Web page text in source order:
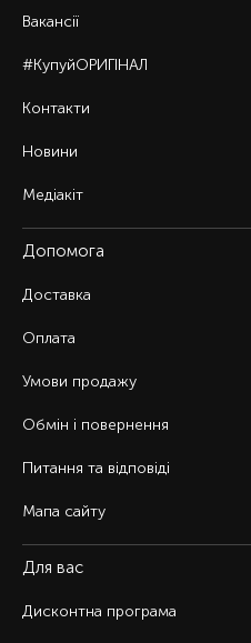
Вакансії
#КупуйОРИГІНАЛ
Контакти
Новини
Медіакіт
Допомога
Доставка
Оплата
Умови продажу
Обмін і повернення
Питання та відповіді
Мапа сайту
Для вас
Дисконтна програма